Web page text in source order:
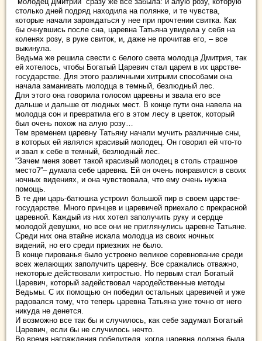
столько дней подряд находила на полянке, и те чувства,
которые начали зарождаться у нее при прочтении свитка. Как
бы очнувшись после сна, царевна Татьяна увидела у себя на
коленях розу, в руке свиток, и, даже не прочитав его, – все
выкинула.
Ведьма же решила свести с белого света молодца Дмитрия, так
ей хотелось, чтобы Богатый Царевич стал царем в их царстве-
государстве. Для этого различными хитрыми способами она
начала заманивать молодца в темный, безлюдный лес.
Для этого она говорила голосом царевны и звала его все
дальше и дальше от людных мест. В конце пути она навела на
молодца сон и превратила его в этом лесу в цветок, который
был очень похож на алую розу…
Тем временем царевну Татьяну начали мучить различные сны,
в которых ей являлся красивый молодец. Он говорил ей что-то
и звал к себе в темный, безлюдный лес.
“Зачем меня зовет такой красивый молодец в столь страшное
место?”– думала себе царевна. Ей он очень понравился в своих
ночных видениях, и она чувствовала, что ему очень нужна
помощь.
В те дни царь-батюшка устроил большой пир в своем царстве-
государстве. Много принцев и царевичей приехало с прекрасной
царевной. Каждый из них хотел заполучить руку и сердце
молодой девушки, но все они не приглянулись царевне Татьяне.
Среди них она втайне искала молодца из своих ночных
видений, но его среди приезжих не было.
В конце пированья было устроено великое соревнование среди
всех желающих заполучить царевну. Все сражались отважно,
некоторые действовали хитростью. Но первым стал Богатый
Царевич, который задействовал чародейственные методы
Ведьмы. С их помощью он победил остальных царевичей и уже
радовался тому, что теперь царевна Татьяна уже точно от него
никуда не денется.
И возможно все так бы и случилось, как себе задумал Богатый
Царевич, если бы не случилось нечто.
Во время награждения победителя, когда царевна должна была